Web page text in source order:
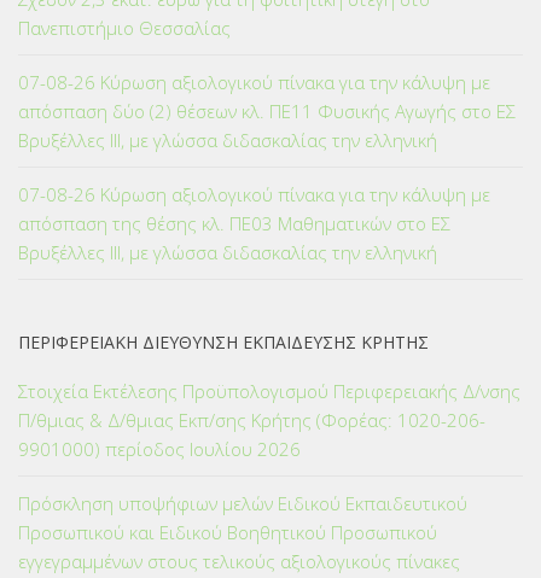
Πανεπιστήμιο Θεσσαλίας
07-08-26 Κύρωση αξιολογικού πίνακα για την κάλυψη με
απόσπαση δύο (2) θέσεων κλ. ΠΕ11 Φυσικής Αγωγής στο ΕΣ
Βρυξέλλες ΙΙΙ, με γλώσσα διδασκαλίας την ελληνική
07-08-26 Κύρωση αξιολογικού πίνακα για την κάλυψη με
απόσπαση της θέσης κλ. ΠΕ03 Μαθηματικών στο ΕΣ
Βρυξέλλες ΙΙΙ, με γλώσσα διδασκαλίας την ελληνική
ΠΕΡΙΦΕΡΕΙΑΚΗ ΔΙΕΥΘΥΝΣΗ ΕΚΠΑΙΔΕΥΣΗΣ ΚΡΗΤΗΣ
Στοιχεία Εκτέλεσης Προϋπολογισμού Περιφερειακής Δ/νσης
Π/θμιας & Δ/θμιας Εκπ/σης Κρήτης (Φορέας: 1020-206-
9901000) περίοδος Ιουλίου 2026
Πρόσκληση υποψήφιων μελών Ειδικού Εκπαιδευτικού
Προσωπικού και Ειδικού Βοηθητικού Προσωπικού
εγγεγραμμένων στους τελικούς αξιολογικούς πίνακες